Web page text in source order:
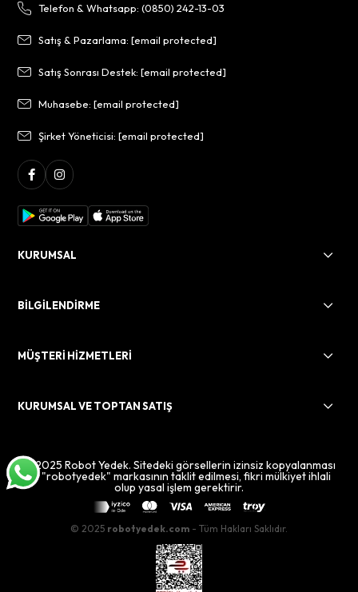
Telefon & Whatsapp: (0850) 242-13-03
Satış & Pazarlama:[email protected]
Satış Sonrası Destek:[email protected]
Muhasebe:[email protected]
Şirket Yöneticisi:[email protected]
KURUMSAL
BİLGİLENDİRME
MÜŞTERİ HİZMETLERİ
KURUMSAL VE TOPTAN SATIŞ
© 2025 Robot Yedek. Sitedeki görsellerin izinsiz kopyalanması
ve "robotyedek" markasının taklit edilmesi, fikri mülkiyet ihlali
olup yasal işlem gerektirir.
© 2025 robotyedek.com - Tüm Hakları Saklıdır.